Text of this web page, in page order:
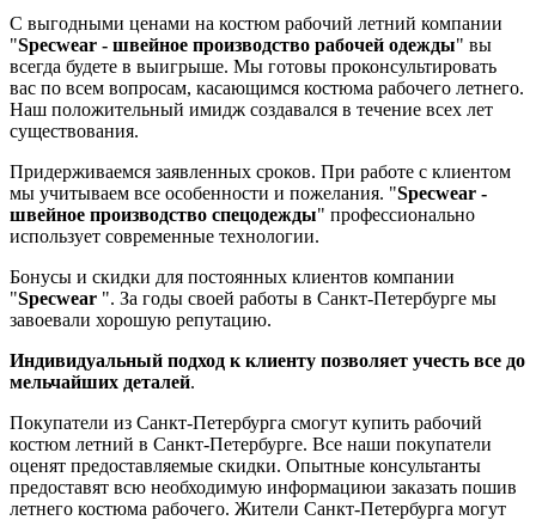
С выгодными ценами на костюм рабочий летний компании
"Specwear - швейное производство рабочей одежды" вы
всегда будете в выигрыше. Мы готовы проконсультировать
вас по всем вопросам, касающимся костюма рабочего летнего.
Наш положительный имидж создавался в течение всех лет
существования.
Придерживаемся заявленных сроков. При работе с клиентом
мы учитываем все особенности и пожелания. "Specwear -
швейное производство спецодежды" профессионально
использует современные технологии.
Бонусы и скидки для постоянных клиентов компании
"Specwear ". За годы своей работы в Санкт-Петербурге мы
завоевали хорошую репутацию.
Индивидуальный подход к клиенту позволяет учесть все до
мельчайших деталей.
Покупатели из Санкт-Петербурга смогут купить рабочий
костюм летний в Санкт-Петербурге. Все наши покупатели
оценят предоставляемые скидки. Опытные консультанты
предоставят всю необходимую информациюи заказать пошив
летнего костюма рабочего. Жители Санкт-Петербурга могут